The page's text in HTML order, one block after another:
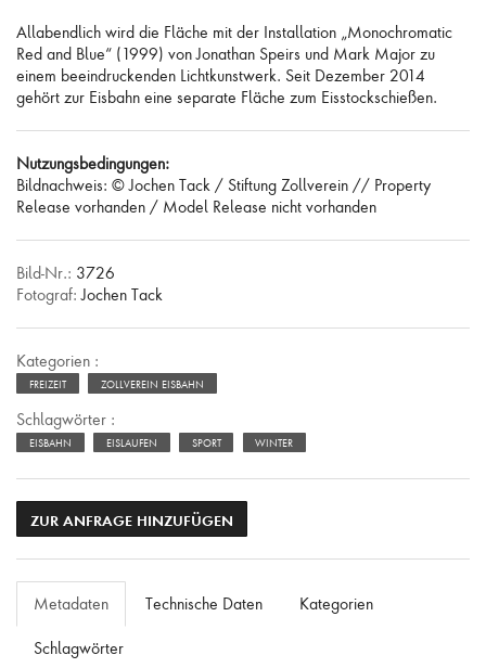
Allabendlich wird die Fläche mit der Installation „Monochromatic
Red and Blue“ (1999) von Jonathan Speirs und Mark Major zu
einem beeindruckenden Lichtkunstwerk. Seit Dezember 2014
gehört zur Eisbahn eine separate Fläche zum Eisstockschießen.
Nutzungsbedingungen:
Bildnachweis: © Jochen Tack / Stiftung Zollverein // Property
Release vorhanden / Model Release nicht vorhanden
Bild-Nr.: 3726
Fotograf: Jochen Tack
Kategorien :
FREIZEIT ZOLLVEREIN EISBAHN
Schlagwörter :
EISBAHN EISLAUFEN SPORT WINTER
ZUR ANFRAGE HINZUFÜGEN
Metadaten Technische Daten Kategorien
Schlagwörter